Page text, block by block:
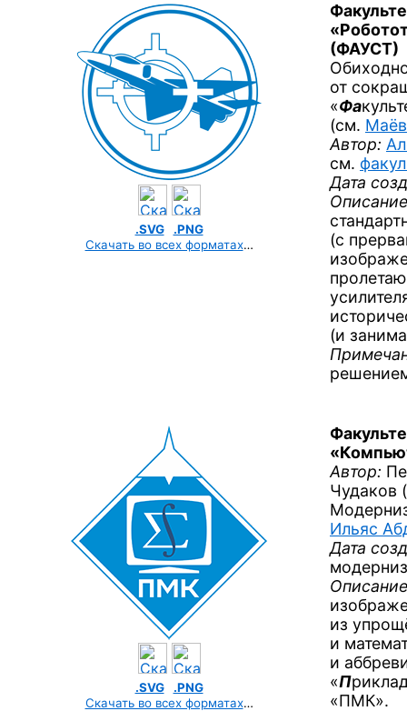
.SVG
.PNG
Скачать во всех форматах…
(ФАУСТ)
от
«Фа
(cм.
Автор:
см.
Дата
(с
(и
.SVG
.PNG
Скачать во всех форматах…
Автор:
Чудаков
Ильяс
Дата
из
и
и
«П
«ПМК».